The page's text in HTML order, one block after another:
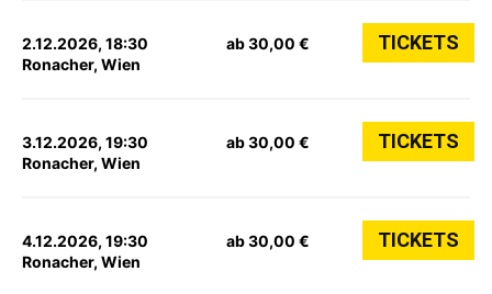
2.12.2026, 18:30
Ronacher, Wien
ab 30,00 € TICKETS
3.12.2026, 19:30
Ronacher, Wien
ab 30,00 € TICKETS
4.12.2026, 19:30
Ronacher, Wien
ab 30,00 € TICKETS